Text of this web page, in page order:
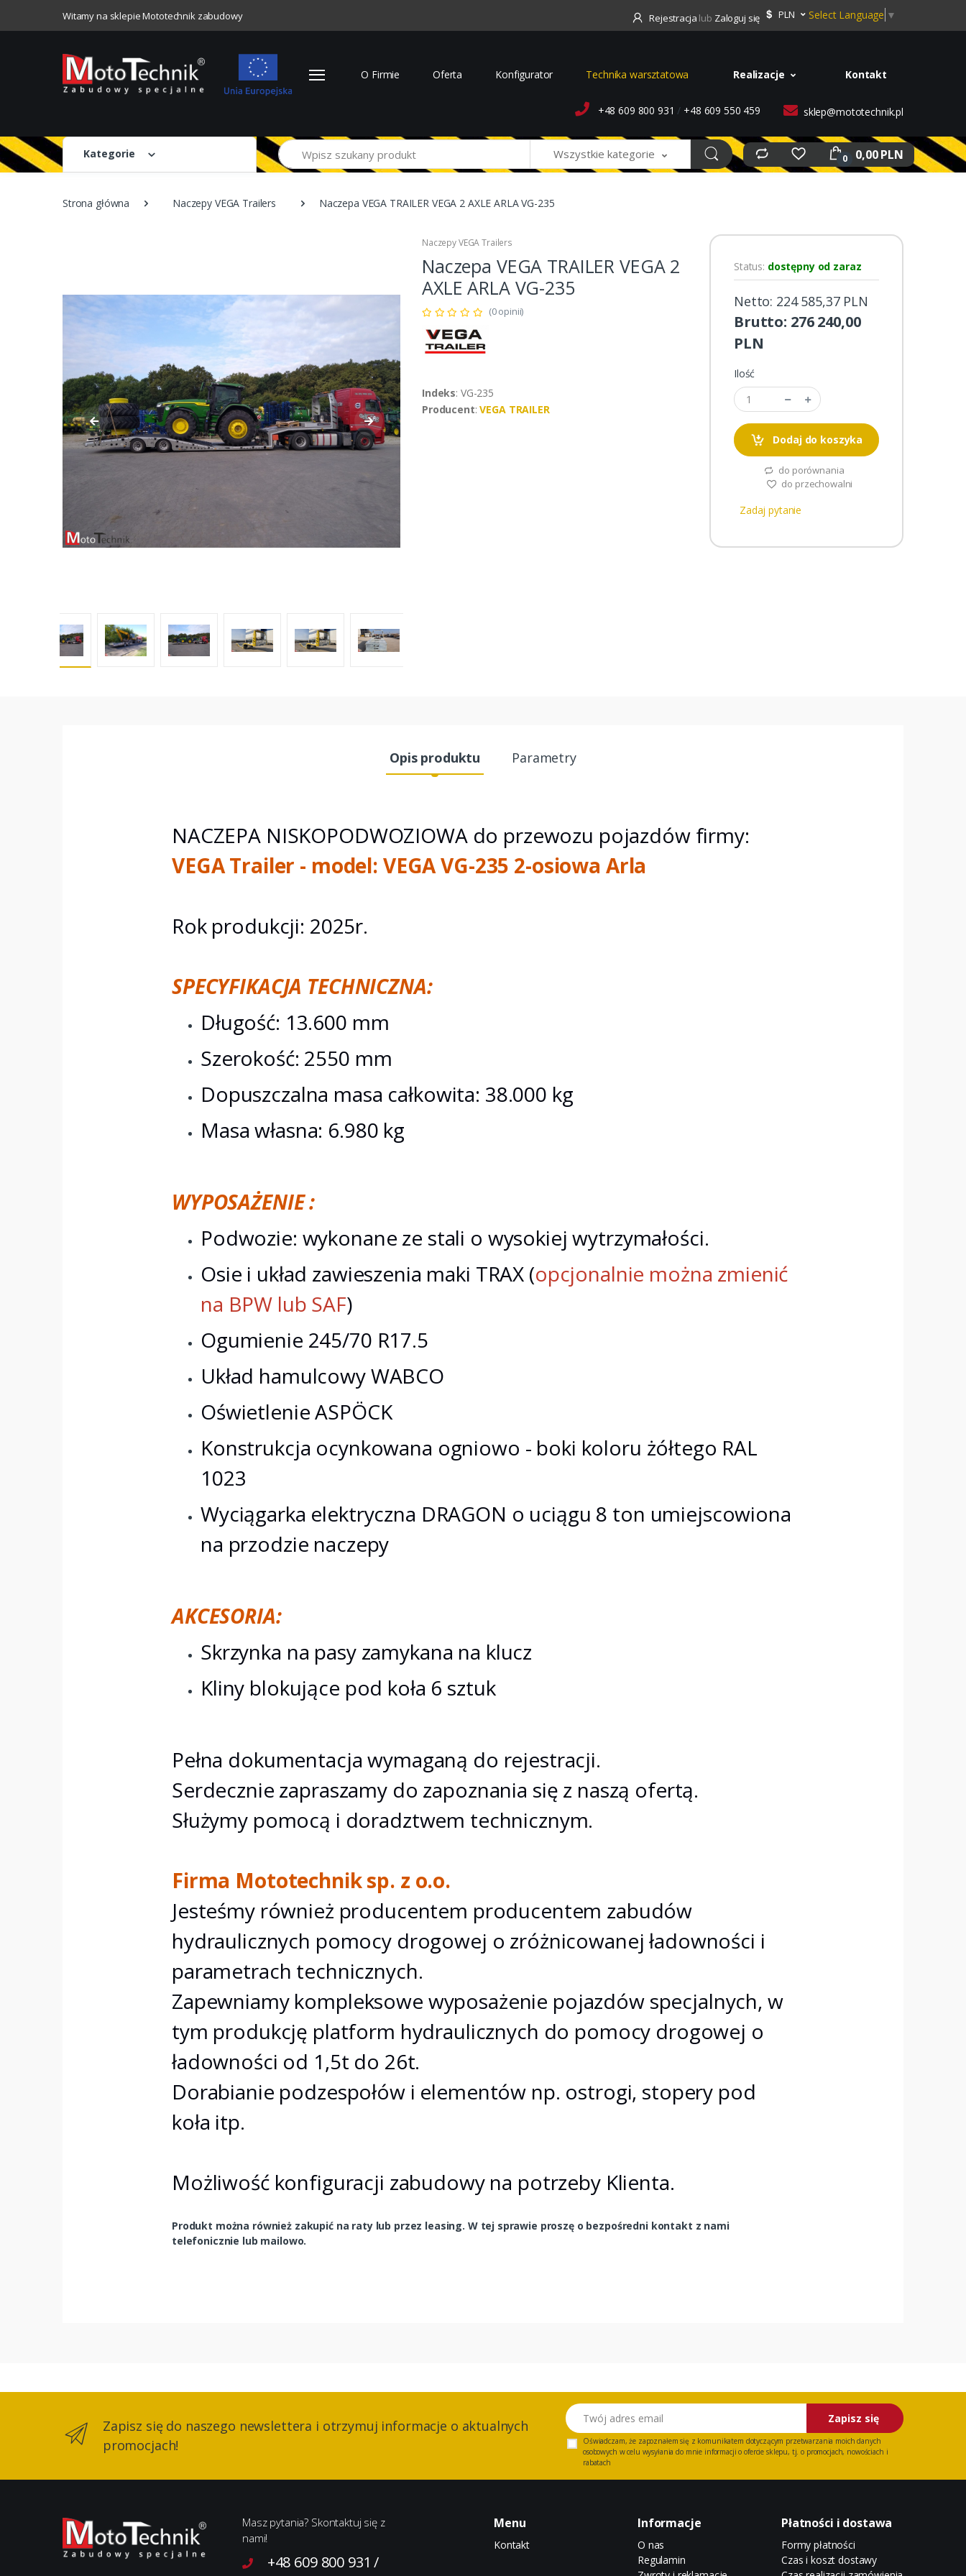
Witamy na sklepie Mototechnik zabudowy Rejestracja lub Zaloguj się PLN Select Language ▼
O Firmie Oferta Konfigurator Technika warsztatowa Realizacje Kontakt
+48 609 800 931 / +48 609 550 459 sklep@mototechnik.pl
Kategorie
Szukaj
Wszystkie kategorie 0 0,00 PLN
Strona główna Naczepy VEGA Trailers Naczepa VEGA TRAILER VEGA 2 AXLE ARLA VG-235
Naczepy VEGA Trailers
Naczepa VEGA TRAILER VEGA 2
AXLE ARLA VG-235
(0 opinii)
Indeks: VG-235
Producent:VEGA TRAILER
Status: dostępny od zaraz
Netto: 224 585,37 PLN
Brutto: 276 240,00
PLN
Ilość
Dodaj do koszyka
do porównania
do przechowalni
Zadaj pytanie
Opis produktu Parametry
NACZEPA NISKOPODWOZIOWA do przewozu pojazdów firmy:
VEGA Trailer - model: VEGA VG-235 2-osiowa Arla
Rok produkcji: 2025r.
SPECYFIKACJA TECHNICZNA:
Długość: 13.600 mm
Szerokość: 2550 mm
Dopuszczalna masa całkowita: 38.000 kg
Masa własna: 6.980 kg
WYPOSAŻENIE :
Podwozie: wykonane ze stali o wysokiej wytrzymałości.
Osie i układ zawieszenia maki TRAX (opcjonalnie można zmienić
na BPW lub SAF)
Ogumienie 245/70 R17.5
Układ hamulcowy WABCO
Oświetlenie ASPÖCK
Konstrukcja ocynkowana ogniowo - boki koloru żółtego RAL
1023
Wyciągarka elektryczna DRAGON o uciągu 8 ton umiejscowiona
na przodzie naczepy
AKCESORIA:
Skrzynka na pasy zamykana na klucz
Kliny blokujące pod koła 6 sztuk
Pełna dokumentacja wymaganą do rejestracji.
Serdecznie zapraszamy do zapoznania się z naszą ofertą.
Służymy pomocą i doradztwem technicznym.
Firma Mototechnik sp. z o.o.
Jesteśmy również producentem producentem zabudów
hydraulicznych pomocy drogowej o zróżnicowanej ładowności i
parametrach technicznych.
Zapewniamy kompleksowe wyposażenie pojazdów specjalnych, w
tym produkcję platform hydraulicznych do pomocy drogowej o
ładowności od 1,5t do 26t.
Dorabianie podzespołów i elementów np. ostrogi, stopery pod
koła itp.
Możliwość konfiguracji zabudowy na potrzeby Klienta.
Produkt można również zakupić na raty lub przez leasing. W tej sprawie proszę o bezpośredni kontakt z nami
telefonicznie lub mailowo.
Zapisz się do naszego newslettera i otrzymuj informacje o aktualnych
promocjach!
Twój adres email
Zapisz się
Oświadczam, że zapoznałem się z komunikatem dotyczącym przetwarzania moich danych
osobowych w celu wysyłania do mnie informacji o ofercie sklepu, tj. o promocjach, nowościach i
rabatach
Masz pytania? Skontaktuj się z
nami!
+48 609 800 931 /
Menu
Kontakt
Informacje
O nas
Regulamin
Płatności i dostawa
Formy płatności
Czas i koszt dostawy